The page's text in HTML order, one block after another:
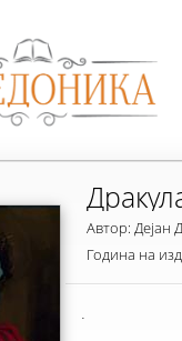
Автор: Дејан
Година на
.